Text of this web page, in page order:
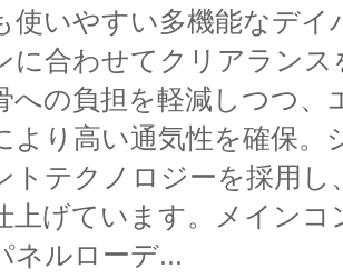
使いやすい多機能なデ
に合わせてクリアラン
への負担を軽減しつつ、
より高い通気性を確保
トテクノロジーを採用
上げています。メイン
ネルローデ...